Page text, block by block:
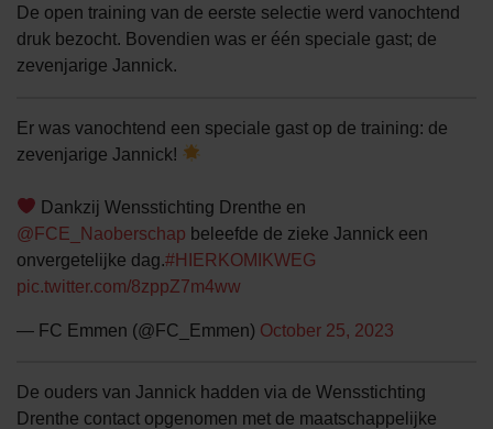
De open training van de eerste selectie werd vanochtend
druk bezocht. Bovendien was er één speciale gast; de
zevenjarige Jannick.
Er was vanochtend een speciale gast op de training: de
zevenjarige Jannick!
Dankzij Wensstichting Drenthe en
@FCE_Naoberschap beleefde de zieke Jannick een
onvergetelijke dag.#HIERKOMIKWEG
pic.twitter.com/8zppZ7m4ww
— FC Emmen (@FC_Emmen) October 25, 2023
De ouders van Jannick hadden via de Wensstichting
Drenthe contact opgenomen met de maatschappelijke